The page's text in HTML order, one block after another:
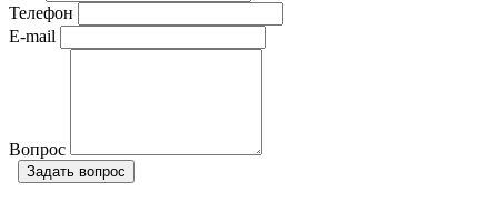
Телефон
E-mail
Вопрос
Задать вопрос